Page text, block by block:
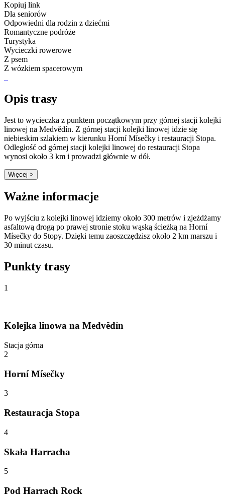
Kopiuj link
Dla seniorów
Odpowiedni dla rodzin z dziećmi
Romantyczne podróże
Turystyka
Wycieczki rowerowe
Z psem
Z wózkiem spacerowym
Opis trasy
Jest to wycieczka z punktem początkowym przy górnej stacji kolejki
linowej na Medvědín. Z górnej stacji kolejki linowej idzie się
niebieskim szlakiem w kierunku Horní Mísečky i restauracji Stopa.
Odległość od górnej stacji kolejki linowej do restauracji Stopa
wynosi około 3 km i prowadzi głównie w dół.
Więcej >
Ważne informacje
Po wyjściu z kolejki linowej idziemy około 300 metrów i zjeżdżamy
asfaltową drogą po prawej stronie stoku wąską ścieżką na Horní
Mísečky do Stopy. Dzięki temu zaoszczędzisz około 2 km marszu i
30 minut czasu.
Punkty trasy
1
Kolejka linowa na Medvědín
Stacja górna
2
Horní Mísečky
3
Restauracja Stopa
4
Skała Harracha
5
Pod Harrach Rock